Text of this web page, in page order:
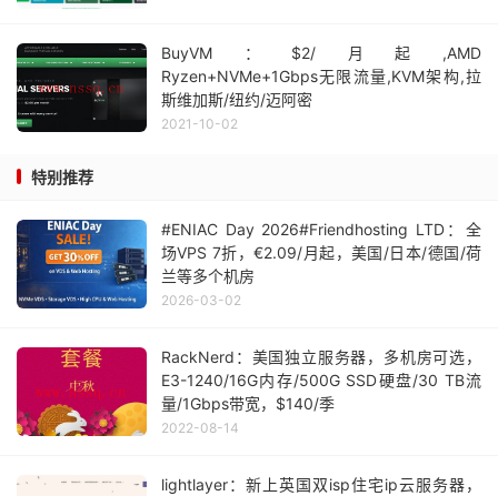
BuyVM：$2/月起,AMD
Ryzen+NVMe+1Gbps无限流量,KVM架构,拉
斯维加斯/纽约/迈阿密
2021-10-02
特别推荐
#ENIAC Day 2026#Friendhosting LTD：全
场VPS 7折，€2.09/月起，美国/日本/德国/荷
兰等多个机房
2026-03-02
RackNerd：美国独立服务器，多机房可选，
E3-1240/16G内存/500G SSD硬盘/30 TB流
量/1Gbps带宽，$140/季
2022-08-14
lightlayer：新上英国双isp住宅ip云服务器，